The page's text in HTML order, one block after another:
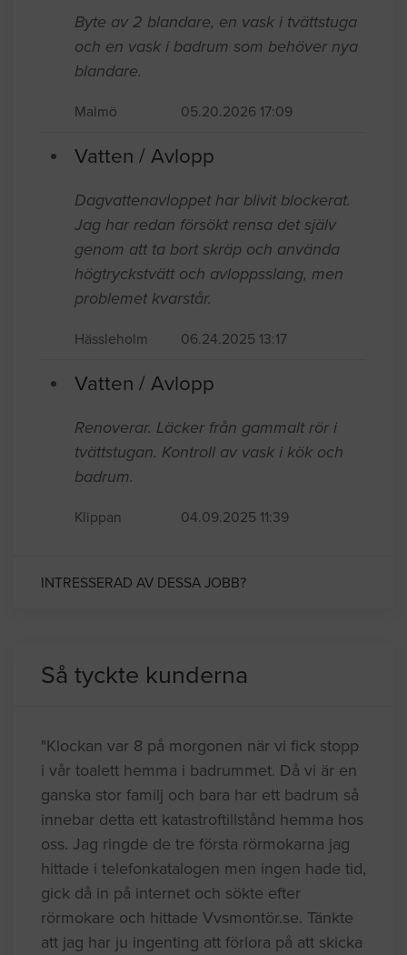
Byte av 2 blandare, en vask i tvättstuga
och en vask i badrum som behöver nya
blandare.
Malmö 05.20.2026 17:09
Vatten / Avlopp
Dagvattenavloppet har blivit blockerat.
Jag har redan försökt rensa det själv
genom att ta bort skräp och använda
högtryckstvätt och avloppsslang, men
problemet kvarstår.
Hässleholm 06.24.2025 13:17
Vatten / Avlopp
Renoverar. Läcker från gammalt rör i
tvättstugan. Kontroll av vask i kök och
badrum.
Klippan 04.09.2025 11:39
INTRESSERAD AV DESSA JOBB?
Så tyckte kunderna
"Klockan var 8 på morgonen när vi fick stopp
i vår toalett hemma i badrummet. Då vi är en
ganska stor familj och bara har ett badrum så
innebar detta ett katastroftillstånd hemma hos
oss. Jag ringde de tre första rörmokarna jag
hittade i telefonkatalogen men ingen hade tid,
gick då in på internet och sökte efter
rörmokare och hittade Vvsmontör.se. Tänkte
att jag har ju ingenting att förlora på att skicka